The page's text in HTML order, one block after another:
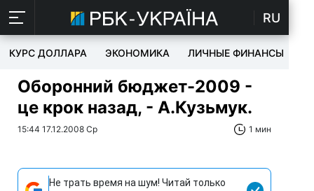
RU
КУРС ДОЛЛАРА ЭКОНОМИКА ЛИЧНЫЕ ФИНАНСЫ
Оборонний бюджет-2009 -
це крок назад, - А.Кузьмук.
15:44 17.12.2008 Ср 1 мин
Не трать время на шум! Читай только